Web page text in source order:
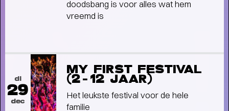
doodsbang is voor alles wat hem
vreemd is
di
29
dec
MY FIRST FESTIVAL
(2-12 JAAR)
Het leukste festival voor de hele
familie